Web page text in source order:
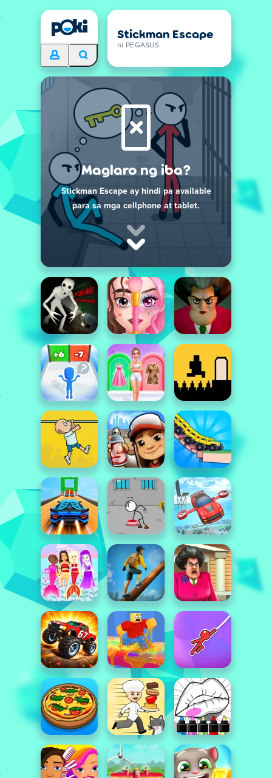
Stickman Escape
ni PEGASUS
Maglaro ng iba?
Stickman Escape ay hindi pa available
para sa mga cellphone at tablet.